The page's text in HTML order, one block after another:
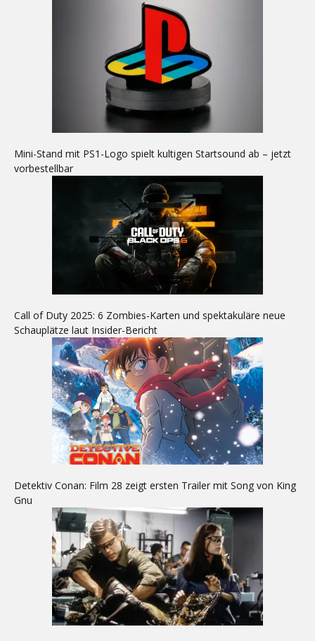
Mini-Stand mit PS1-Logo spielt kultigen Startsound ab – jetzt
vorbestellbar
Call of Duty 2025: 6 Zombies-Karten und spektakuläre neue
Schauplätze laut Insider-Bericht
Detektiv Conan: Film 28 zeigt ersten Trailer mit Song von King
Gnu